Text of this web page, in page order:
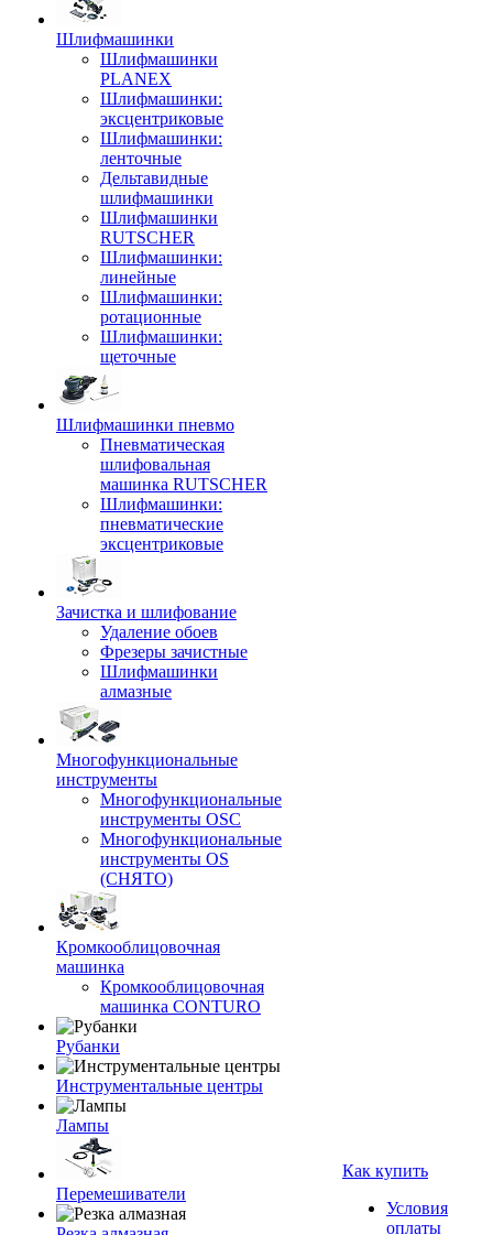
Шлифмашинки
Шлифмашинки
PLANEX
Шлифмашинки:
эксцентриковые
Шлифмашинки:
ленточные
Дельтавидные
шлифмашинки
Шлифмашинки
RUTSCHER
Шлифмашинки:
линейные
Шлифмашинки:
ротационные
Шлифмашинки:
щеточные
Шлифмашинки пневмо
Пневматическая
шлифовальная
машинка RUTSCHER
Шлифмашинки:
пневматические
эксцентриковые
Зачистка и шлифование
Удаление обоев
Фрезеры зачистные
Шлифмашинки
алмазные
Многофункциональные
инструменты
Многофункциональные
инструменты OSC
Многофункциональные
инструменты OS
(СНЯТО)
Кромкооблицовочная
машинка
Кромкооблицовочная
машинка CONTURO
Рубанки
Инструментальные центры
Лампы
Перемешиватели
Как купить
Условия
оплаты